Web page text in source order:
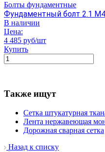
Болты фундаментные
Фундаментный болт 2.1
В наличии
Цена:
4 485 руб/шт
Купить
Также ищут
Сетка штукатурная
Лента нержавеющая
Дорожная сварная сетка
Назад к списку